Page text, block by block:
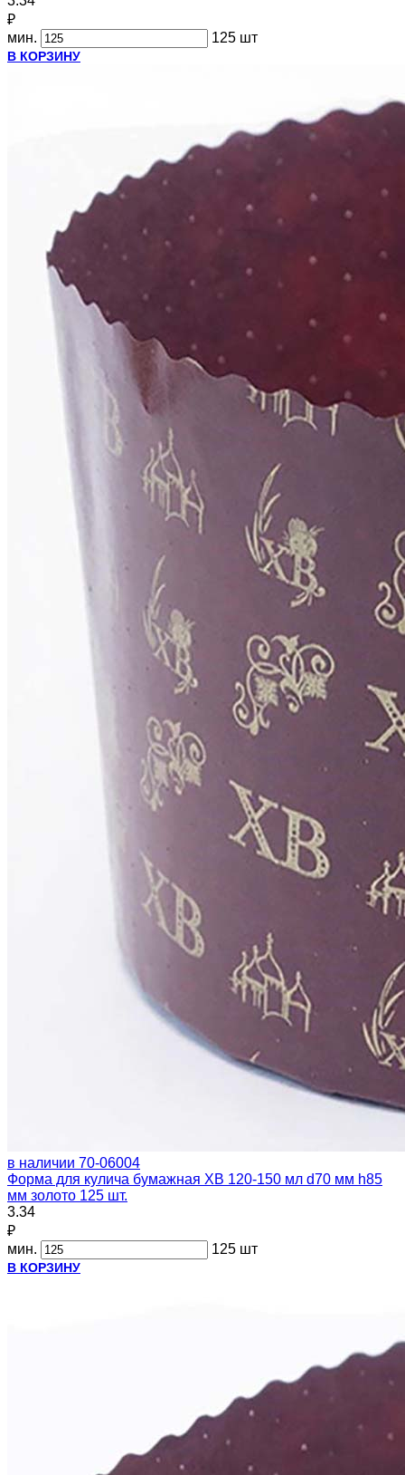
₽
мин.
125 шт
В КОРЗИНУ
в наличии 70-06004
Форма для кулича бумажная ХВ 120-150 мл d70 мм h85
мм золото 125 шт.
3.34
₽
мин.
125 шт
В КОРЗИНУ